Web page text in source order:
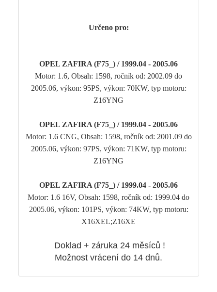
Určeno pro:
OPEL ZAFIRA (F75_) / 1999.04 - 2005.06
Motor: 1.6, Obsah: 1598, ročník od: 2002.09 do
2005.06, výkon: 95PS, výkon: 70KW, typ motoru:
Z16YNG
OPEL ZAFIRA (F75_) / 1999.04 - 2005.06
Motor: 1.6 CNG, Obsah: 1598, ročník od: 2001.09 do
2005.06, výkon: 97PS, výkon: 71KW, typ motoru:
Z16YNG
OPEL ZAFIRA (F75_) / 1999.04 - 2005.06
Motor: 1.6 16V, Obsah: 1598, ročník od: 1999.04 do
2005.06, výkon: 101PS, výkon: 74KW, typ motoru:
X16XEL;Z16XE
Doklad + záruka 24 měsíců !
Možnost vrácení do 14 dnů.